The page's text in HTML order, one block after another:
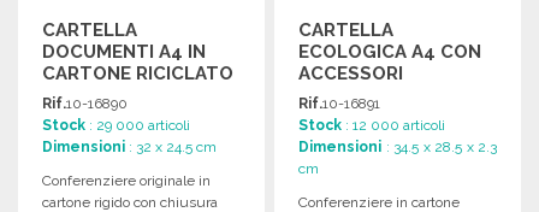
CARTELLA
DOCUMENTI A4 IN
CARTONE RICICLATO
Rif.10-16890
Stock : 29 000 articoli
Dimensioni : 32 x 24.5 cm
Conferenziere originale in
cartone rigido con chiusura
CARTELLA
ECOLOGICA A4 CON
ACCESSORI
INTEGRATI A PREZZI
ALL'INGROSSO
Rif.10-16891
Stock : 12 000 articoli
Dimensioni : 34.5 x 28.5 x 2.3
cm
Conferenziere in cartone